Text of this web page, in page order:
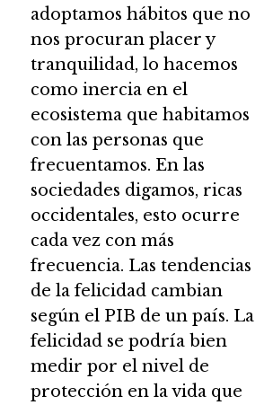
adoptamos hábitos que no
nos procuran placer y
tranquilidad, lo hacemos
como inercia en el
ecosistema que habitamos
con las personas que
frecuentamos. En las
sociedades digamos, ricas
occidentales, esto ocurre
cada vez con más
frecuencia. Las tendencias
de la felicidad cambian
según el PIB de un país. La
felicidad se podría bien
medir por el nivel de
protección en la vida que